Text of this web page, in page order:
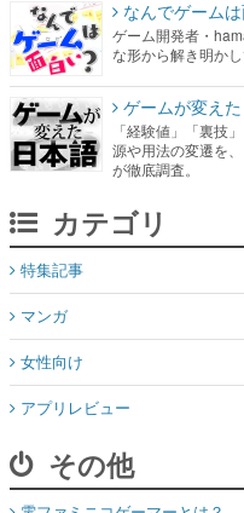
なんでゲーム
ゲーム開発者・
な形から解き明か
ゲームが変え
「経験値」「裏技
源や用法の変遷を
が徹底調査。
カテゴリ
特集記事
マンガ
女性向け
アプリレビュー
その他